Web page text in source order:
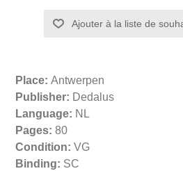
Place: Antwerpen
Publisher: Dedalus
Language: NL
Pages: 80
Condition: VG
Binding: SC